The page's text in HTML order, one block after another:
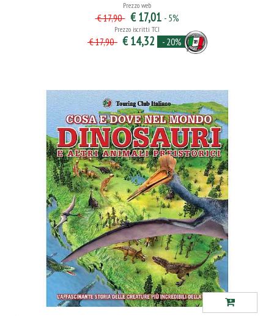
Prezzo web
€ 17,90 € 17,01 - 5%
Prezzo iscritti TCI
€ 17,90 € 14,32 - 20%